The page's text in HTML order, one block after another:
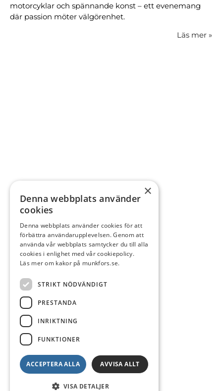
motorcyklar och spännande konst – ett evenemang
där passion möter välgörenhet.
Läs mer »
×
Denna webbplats använder
cookies
Denna webbplats använder cookies för att
förbättra användarupplevelsen. Genom att
använda vår webbplats samtycker du till alla
cookies i enlighet med vår cookiepolicy.
Läs mer om kakor på munkfors.se.
STRIKT NÖDVÄNDIGT
PRESTANDA
INRIKTNING
FUNKTIONER
ACCEPTERA ALLA AVVISA ALLT
VISA DETALJER